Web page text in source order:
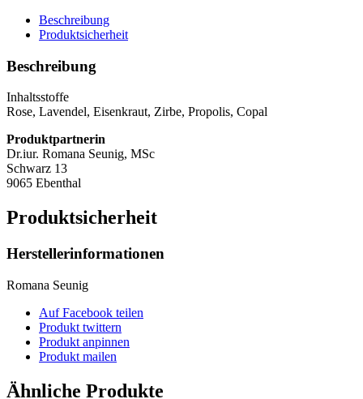
Beschreibung
Produktsicherheit
Beschreibung
Inhaltsstoffe
Rose, Lavendel, Eisenkraut, Zirbe, Propolis, Copal
Produktpartnerin
Dr.iur. Romana Seunig, MSc
Schwarz 13
9065 Ebenthal
Produktsicherheit
Herstellerinformationen
Romana Seunig
Auf Facebook teilen
Produkt twittern
Produkt anpinnen
Produkt mailen
Ähnliche Produkte